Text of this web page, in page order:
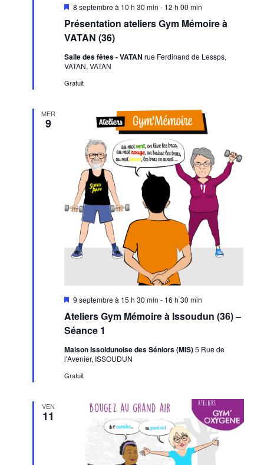
Présentation ateliers Gym Mémoire à
VATAN (36)
Mis
avant
8 septembre à 10 h 30 min - 12 h 00 min
Salle des fêtes - VATANrue Ferdinand de Lessps,
VATAN, VATAN
Gratuit
MER
9
Ateliers Gym Mémoire à Issoudun (36) –
Séance 1
Mis
avant
9 septembre à 15 h 30 min - 16 h 30 min
Maison Issoldunoise des Séniors (MIS)5 Rue de
l'Avenier, ISSOUDUN
Gratuit
VEN
11